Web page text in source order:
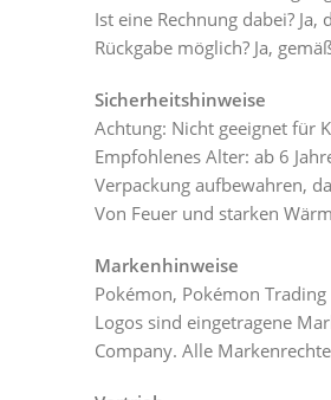
Ist eine Rechnung dabei?
Rückgabe möglich? Ja,
Sicherheitshinweise
Achtung: Nicht geeignet für
Empfohlenes Alter: ab 6
Verpackung aufbewahren,
Von Feuer und starken
Markenhinweise
Pokémon, Pokémon
Logos sind eingetragene
Company. Alle